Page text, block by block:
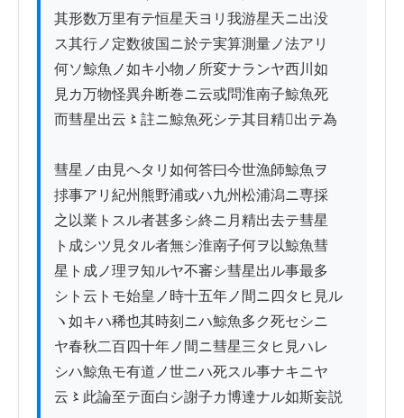
其形数万里有テ恒星天ヨリ我游星天ニ出没
ス其行ノ定数彼国ニ於テ実算測量ノ法アリ
何ソ鯨魚ノ如キ小物ノ所変ナランヤ西川如
見カ万物怪異弁断巻ニ云或問淮南子鯨魚死
而彗星出云〻註ニ鯨魚死シテ其目精𤴼出テ為
彗星ノ由見ヘタリ如何答曰今世漁師鯨魚ヲ
捄事アリ紀州熊野浦或ハ九州松浦潟ニ専採
之以業トスル者甚多シ終ニ月精出去テ彗星
ト成シツ見タル者無シ淮南子何ヲ以鯨魚彗
星ト成ノ理ヲ知ルヤ不審シ彗星出ル事最多
シト云トモ始皇ノ時十五年ノ間ニ四タヒ見ル
ヽ如キハ稀也其時刻ニハ鯨魚多ク死セシニ
ヤ春秋二百四十年ノ間ニ彗星三タヒ見ハレ
シハ鯨魚モ有道ノ世ニハ死スル事ナキニヤ
云〻此論至テ面白シ謝子カ博達ナル如斯妄説